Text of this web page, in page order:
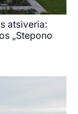
atsiveria:
„Stepono